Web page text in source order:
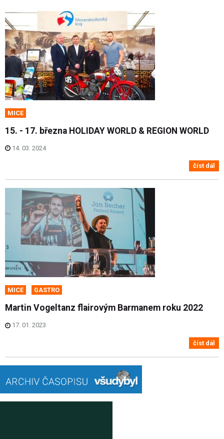
MICE
15. - 17. března HOLIDAY WORLD & REGION WORLD
14. 03. 2024
číst dál
MICE GASTRO
Martin Vogeltanz flairovým Barmanem roku 2022
17. 01. 2023
číst dál